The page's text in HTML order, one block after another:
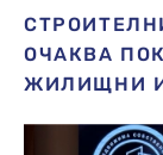
ОЧАКВА
ЖИЛИЩНИ